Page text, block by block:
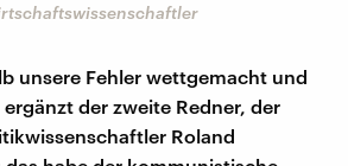
unsere Fehler wettgemacht und
der zweite Redner, der
Roland